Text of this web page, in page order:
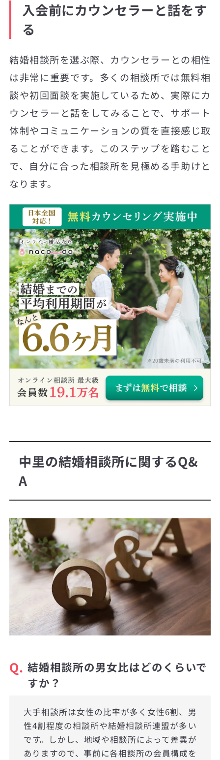
入会前にカウンセラーと話をす
る
結婚相談所を選ぶ際、カウンセラーとの相性
は非常に重要です。多くの相談所では無料相
談や初回面談を実施しているため、実際にカ
ウンセラーと話をしてみることで、サポート
体制やコミュニケーションの質を直接感じ取
ることができます。このステップを踏むこと
で、自分に合った相談所を見極める手助けと
なります。
中里の結婚相談所に関するQ&
A
Q. 結婚相談所の男女比はどのくらいで
すか？
大手相談所は女性の比率が多く女性6割、男
性4割程度の相談所や結婚相談所連盟が多い
です。しかし、地域や相談所によって差異が
ありますので、事前に各相談所の会員構成を